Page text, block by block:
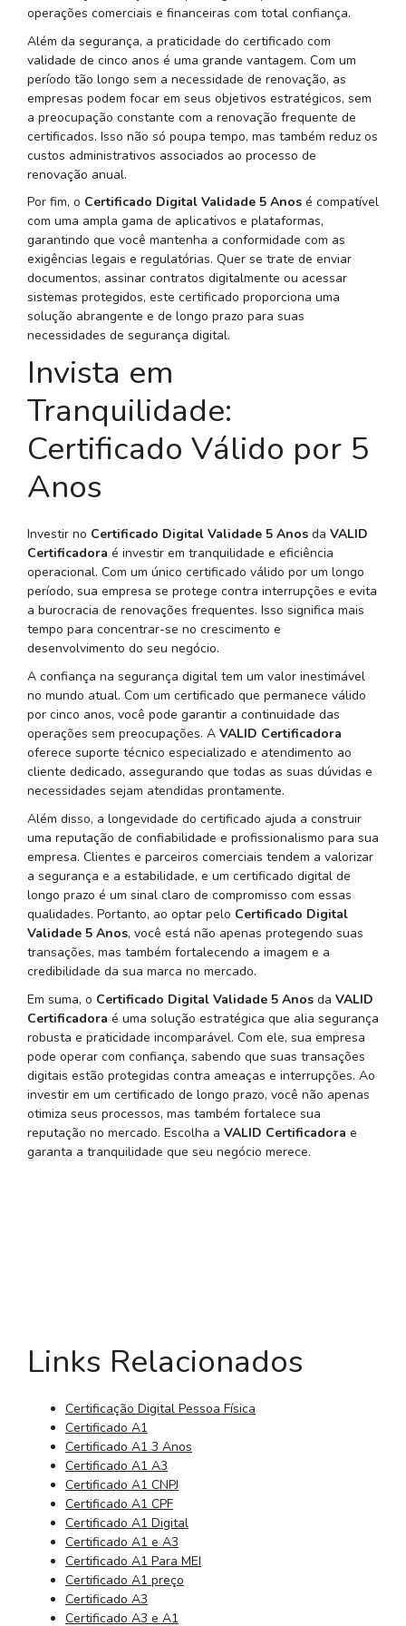
operações comerciais e financeiras com total confiança.
Além da segurança, a praticidade do certificado com
validade de cinco anos é uma grande vantagem. Com um
período tão longo sem a necessidade de renovação, as
empresas podem focar em seus objetivos estratégicos, sem
a preocupação constante com a renovação frequente de
certificados. Isso não só poupa tempo, mas também reduz os
custos administrativos associados ao processo de
renovação anual.
Por fim, o Certificado Digital Validade 5 Anos é compatível
com uma ampla gama de aplicativos e plataformas,
garantindo que você mantenha a conformidade com as
exigências legais e regulatórias. Quer se trate de enviar
documentos, assinar contratos digitalmente ou acessar
sistemas protegidos, este certificado proporciona uma
solução abrangente e de longo prazo para suas
necessidades de segurança digital.
Invista em
Tranquilidade:
Certificado Válido por 5
Anos
Investir no Certificado Digital Validade 5 Anos da VALID
Certificadora é investir em tranquilidade e eficiência
operacional. Com um único certificado válido por um longo
período, sua empresa se protege contra interrupções e evita
a burocracia de renovações frequentes. Isso significa mais
tempo para concentrar-se no crescimento e
desenvolvimento do seu negócio.
A confiança na segurança digital tem um valor inestimável
no mundo atual. Com um certificado que permanece válido
por cinco anos, você pode garantir a continuidade das
operações sem preocupações. A VALID Certificadora
oferece suporte técnico especializado e atendimento ao
cliente dedicado, assegurando que todas as suas dúvidas e
necessidades sejam atendidas prontamente.
Além disso, a longevidade do certificado ajuda a construir
uma reputação de confiabilidade e profissionalismo para sua
empresa. Clientes e parceiros comerciais tendem a valorizar
a segurança e a estabilidade, e um certificado digital de
longo prazo é um sinal claro de compromisso com essas
qualidades. Portanto, ao optar pelo Certificado Digital
Validade 5 Anos, você está não apenas protegendo suas
transações, mas também fortalecendo a imagem e a
credibilidade da sua marca no mercado.
Em suma, o Certificado Digital Validade 5 Anos da VALID
Certificadora é uma solução estratégica que alia segurança
robusta e praticidade incomparável. Com ele, sua empresa
pode operar com confiança, sabendo que suas transações
digitais estão protegidas contra ameaças e interrupções. Ao
investir em um certificado de longo prazo, você não apenas
otimiza seus processos, mas também fortalece sua
reputação no mercado. Escolha a VALID Certificadora e
garanta a tranquilidade que seu negócio merece.
Links Relacionados
Certificação Digital Pessoa Física
Certificado A1
Certificado A1 3 Anos
Certificado A1 A3
Certificado A1 CNPJ
Certificado A1 CPF
Certificado A1 Digital
Certificado A1 e A3
Certificado A1 Para MEI
Certificado A1 preço
Certificado A3
Certificado A3 e A1